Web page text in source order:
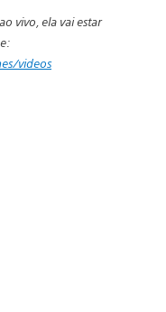
vivo, ela vai estar
videos